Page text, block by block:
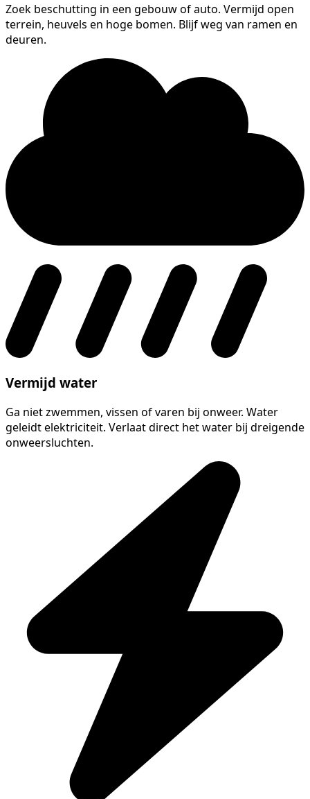
Zoek beschutting in een gebouw of auto. Vermijd open
terrein, heuvels en hoge bomen. Blijf weg van ramen en
deuren.
Vermijd water
Ga niet zwemmen, vissen of varen bij onweer. Water
geleidt elektriciteit. Verlaat direct het water bij dreigende
onweersluchten.